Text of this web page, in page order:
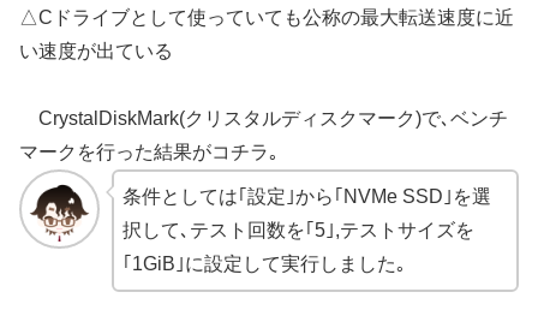
△Cドライブとして使っていても公称の最大転送速度に近
い速度が出ている
CrystalDiskMark(クリスタルディスクマーク)で､ベンチ
マークを行った結果がコチラ｡
条件としては｢設定｣から｢NVMe SSD｣を選
択して､テスト回数を｢5｣,テストサイズを
｢1GiB｣に設定して実行しました｡